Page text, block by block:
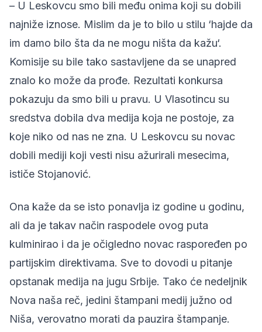
– U Leskovcu smo bili među onima koji su dobili
najniže iznose. Mislim da je to bilo u stilu ‘hajde da
im damo bilo šta da ne mogu ništa da kažu‘.
Komisije su bile tako sastavljene da se unapred
znalo ko može da prođe. Rezultati konkursa
pokazuju da smo bili u pravu. U Vlasotincu su
sredstva dobila dva medija koja ne postoje, za
koje niko od nas ne zna. U Leskovcu su novac
dobili mediji koji vesti nisu ažurirali mesecima,
ističe Stojanović.
Ona kaže da se isto ponavlja iz godine u godinu,
ali da je takav način raspodele ovog puta
kulminirao i da je očigledno novac raspoređen po
partijskim direktivama. Sve to dovodi u pitanje
opstanak medija na jugu Srbije. Tako će nedeljnik
Nova naša reč, jedini štampani medij južno od
Niša, verovatno morati da pauzira štampanje.